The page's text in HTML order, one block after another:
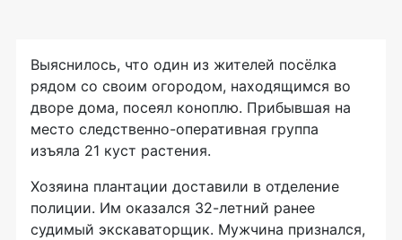
Выяснилось, что один из жителей посёлка
рядом со своим огородом, находящимся во
дворе дома, посеял коноплю. Прибывшая на
место следственно-оперативная группа
изъяла 21 куст растения.
Хозяина плантации доставили в отделение
полиции. Им оказался 32-летний ранее
судимый экскаваторщик. Мужчина признался,